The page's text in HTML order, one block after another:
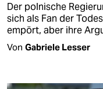
Der polnische
sich als Fan der
empört, aber ihre
Von Gabriele Lesser